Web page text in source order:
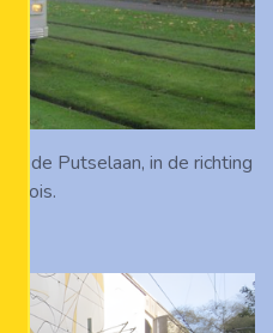
de Putselaan, in de richting